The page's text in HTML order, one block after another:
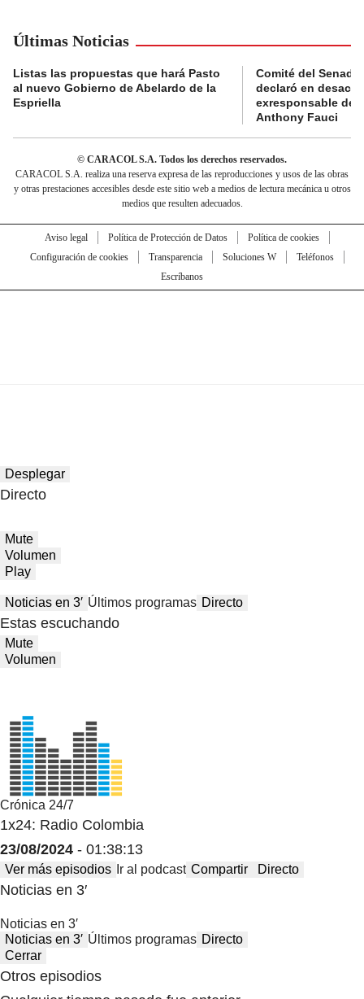
Últimas Noticias
Listas las propuestas que hará Pasto
al nuevo Gobierno de Abelardo de la
Espriella
Comité del Senado
declaró en
exresponsable de
Anthony Fauci
© CARACOL S.A. Todos los derechos reservados.
CARACOL S.A. realiza una reserva expresa de las reproducciones y usos de las obras
y otras prestaciones accesibles desde este sitio web a medios de lectura mecánica u otros
medios que resulten adecuados.
Aviso legal Política de Protección de Datos
Política de cookies
Configuración de cookies
Transparencia Soluciones W
Teléfonos
Escríbanos
Desplegar
Directo
Mute
Volumen
Play
Noticias en 3′ Últimos programas Directo
Estas escuchando
Mute
Volumen
Crónica 24/7
1x24: Radio Colombia
23/08/2024 - 01:38:13
Ver más episodios Ir al podcast Compartir Directo
Noticias en 3′
Noticias en 3′
Noticias en 3′ Últimos programas Directo
Cerrar
Otros episodios